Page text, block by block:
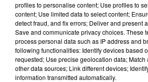
Le Duel -
en jet ski !
profiles to personalise content; Use profiles to
content; Use limited data to select content;
detect fraud, and fix errors; Deliver and present
Save and communicate privacy choices. These
process personal data such as IP address and
following functionalities: Identify devices based
requested; Use precise geolocation data;
other data sources; Link different devices;
information transmitted automatically.